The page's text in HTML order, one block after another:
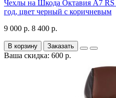
Чехлы на Шкода Октавия А7 RS
год, цвет черный с коричневым
9 000 р. 8 400 р.
В корзину Заказать
Ваша скидка: 600 р.